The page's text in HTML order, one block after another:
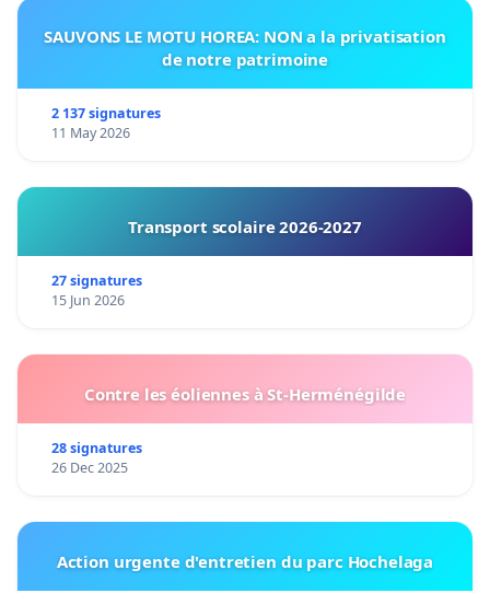
SAUVONS LE MOTU HOREA: NON a la privatisation
de notre patrimoine
2 137 signatures
11 May 2026
Transport scolaire 2026-2027
27 signatures
15 Jun 2026
Contre les éoliennes à St-Herménégilde
28 signatures
26 Dec 2025
Action urgente d'entretien du parc Hochelaga